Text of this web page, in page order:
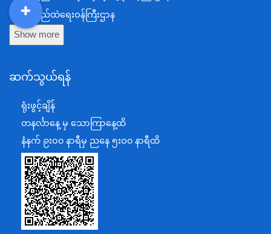
ပြည်ထဲရေးဝန်ကြီးဌာန
ကာကွယ်ရေးဝန်ကြီးဌာန
စီမံကိန်း၊ဘဏ္ဍာရေးနှင့်စက်မှုဝန်ကြီးဌာန
ရင်းနှီးမြှုပ်နှံမှုနှင့် နိုင်ငံခြားစီးပွားဆက်သွယ်ရေးဝန်ကြီးဌာန
အပြည်ပြည်ဆိုင်ရာပူးပေါင်းဆောင်ရွက်ရေးဝန်ကြီးဌာန
ပြန်ကြားရေးဝန်ကြီးဌာန
သာသနာရေးနှင့် ယဉ်ကျေးမှုဝန်ကြီးဌာန
စိုက်ပျိုးရေး၊မွေးမြူရေးနှင့်ဆည်မြောင်းဝန်ကြီးဌာန
ပို့ဆောင်ရေးနှင့်ဆက်သွယ်ရေးဝန်ကြီးဌာန
သယံဇာတနှင့်ပတ်ဝန်းကျင်ထိန်းသိမ်းရေးဝန်ကြီးဌာန
Show more
ဆက်သွယ်ရန်
ရုံးဖွင့်ချိန်
တနင်္လာနေ့ မှ သောကြာနေ့ထိ
နံနက် ၉းဝ၀ နာရီမှ ညနေ ၅းဝ၀ နာရီထိ
DDM